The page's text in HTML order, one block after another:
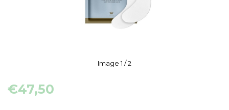
Image1 / 2
€47,50